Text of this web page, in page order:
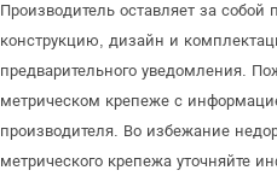
Производитель оставляет за
конструкцию, дизайн и
предварительного уведомления.
метрическом крепеже с
производителя. Во избежание
метрического крепежа уточняйте